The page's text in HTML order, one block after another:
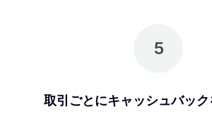
5
取引ごとにキャッシュバッ